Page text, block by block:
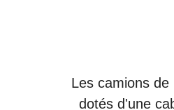
Les camions
dotés d'une